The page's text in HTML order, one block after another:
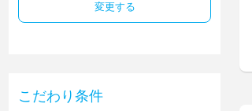
変更する
こだわり条件